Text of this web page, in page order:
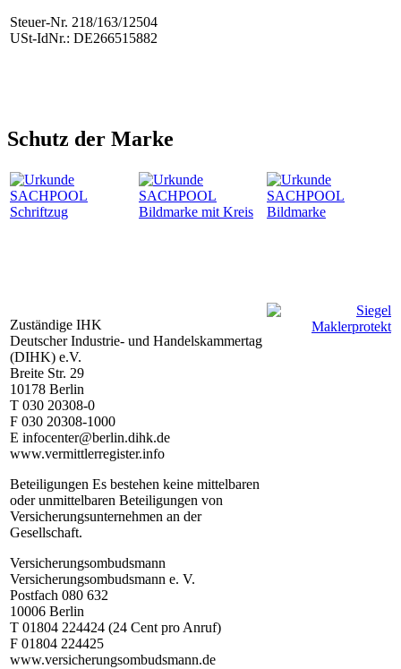
Steuer-Nr. 218/163/12504
USt-IdNr.: DE266515882
Schutz der Marke
Zuständige IHK
Deutscher Industrie- und Handelskammertag
(DIHK) e.V.
Breite Str. 29
10178 Berlin
T 030 20308-0
F 030 20308-1000
E infocenter@berlin.dihk.de
www.vermittlerregister.info
Beteiligungen Es bestehen keine mittelbaren
oder unmittelbaren Beteiligungen von
Versicherungsunternehmen an der
Gesellschaft.
Versicherungsombudsmann
Versicherungsombudsmann e. V.
Postfach 080 632
10006 Berlin
T 01804 224424 (24 Cent pro Anruf)
F 01804 224425
www.versicherungsombudsmann.de